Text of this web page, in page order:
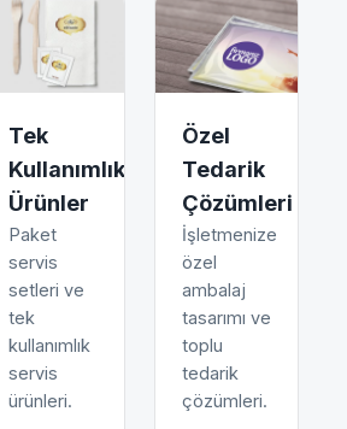
Tek
Kullanımlık
Ürünler
Paket
servis
setleri ve
tek
kullanımlık
servis
ürünleri.
Özel
Tedarik
Çözümleri
İşletmenize
özel
ambalaj
tasarımı ve
toplu
tedarik
çözümleri.